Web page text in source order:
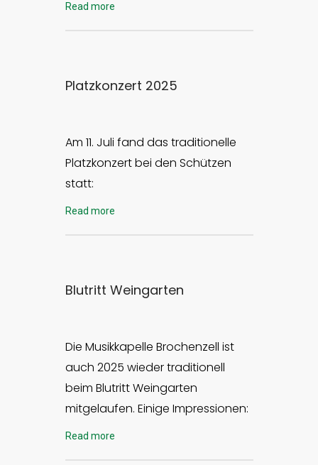
Read more
Platzkonzert 2025
Am 11. Juli fand das traditionelle
Platzkonzert bei den Schützen
statt:
Read more
Blutritt Weingarten
Die Musikkapelle Brochenzell ist
auch 2025 wieder traditionell
beim Blutritt Weingarten
mitgelaufen. Einige Impressionen:
Read more